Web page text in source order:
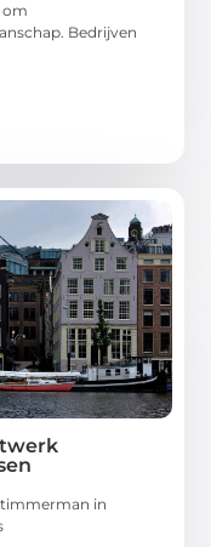
om
Bedrijven
timmerman in